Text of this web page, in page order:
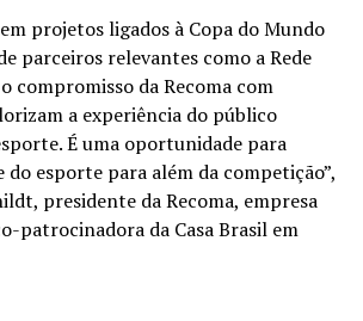
projetos ligados à Copa do Mundo
parceiros relevantes como a Rede
compromisso da Recoma com
a experiência do público
É uma oportunidade para
do esporte para além da competição”,
presidente da Recoma, empresa
patrocinadora da Casa Brasil em